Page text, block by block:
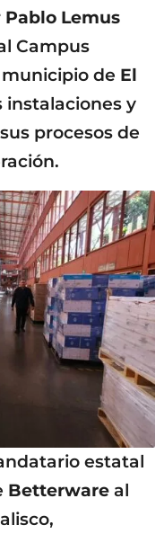
Pablo Lemus
Campus
de El
instalaciones y
procesos de
estatal
Betterware al